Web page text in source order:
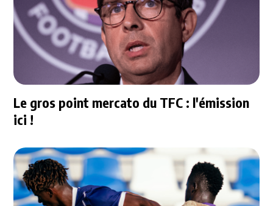
Le gros point mercato du TFC : l'émission
ici !